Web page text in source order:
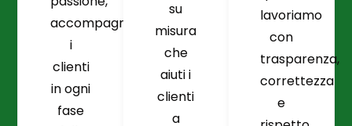
accompagnando
i
clienti
in ogni
fase
su
misura
che
aiuti i
clienti
a
lavoriamo
con
trasparenza,
correttezza
e